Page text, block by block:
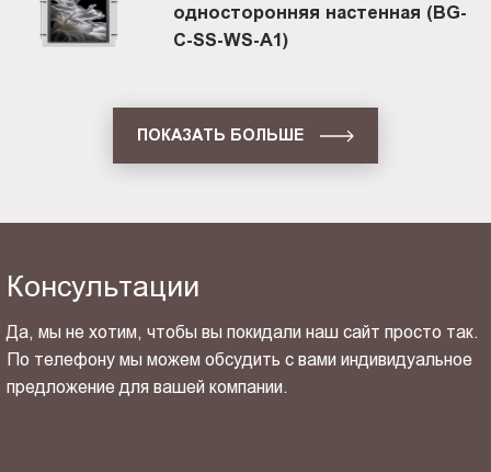
односторонняя настенная (BG-
C-SS-WS-A1)
ПОКАЗАТЬ БОЛЬШЕ
Консультации
Да, мы не хотим, чтобы вы покидали наш сайт просто так.
По телефону мы можем обсудить с вами индивидуальное
предложение для вашей компании.
ОТПРАВИТЬ СВОЙ КОНТАКТ